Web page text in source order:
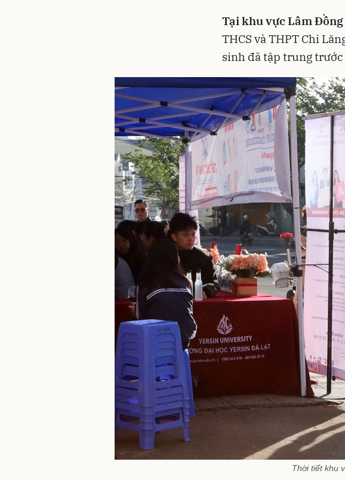
Tại khu vực Lâm Đồng
THCS và THPT Chi
sinh đã tập trung
Thời tiết khu